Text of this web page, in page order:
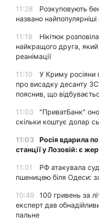
11:28
Розкуповують
названо найпопулярніші
11:18
Нікітюк
найкращого друга,
реанімації
11:10
У Криму
про висадку десанту
пояснив, що
11:03
"ПриватБанк"
скільки коштує долар
11:03
Росія вдарила по
станції у Лозовій: є
11:01
РФ атакувала
пшеницею біля Одеси:
10:49
100 гривень за
експерт дав
пальне